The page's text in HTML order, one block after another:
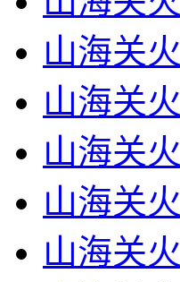
山海关
山海关
山海关
山海关
山海关